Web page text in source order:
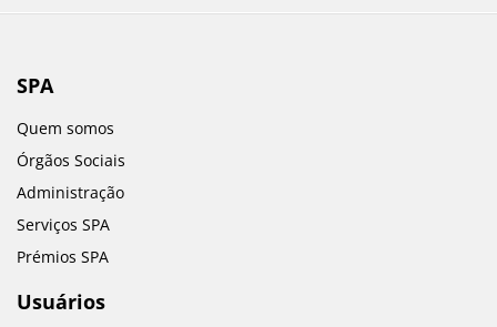
SPA
Quem somos
Órgãos Sociais
Administração
Serviços SPA
Prémios SPA
Usuários